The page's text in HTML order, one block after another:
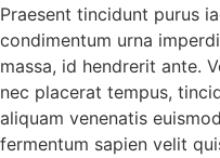
Praesent tincidunt purus
condimentum urna
massa, id hendrerit ante.
nec placerat tempus,
aliquam venenatis
fermentum sapien velit